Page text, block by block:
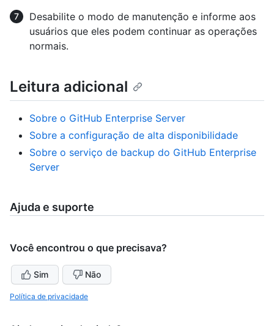
Desabilite o modo de manutenção e informe aos
usuários que eles podem continuar as operações
normais.
Leitura adicional
Sobre o GitHub Enterprise Server
Sobre a configuração de alta disponibilidade
Sobre o serviço de backup do GitHub Enterprise
Server
Ajuda e suporte
Você encontrou o que precisava?
Sim Não
Política de privacidade